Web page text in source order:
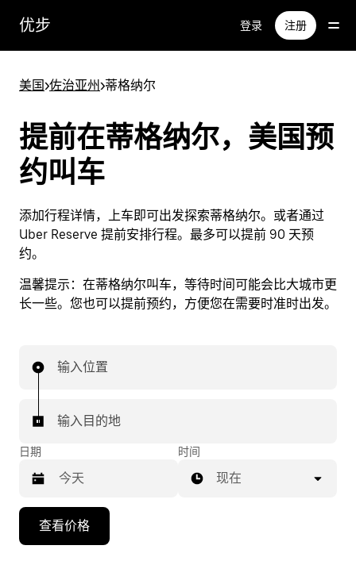
优步 登录 注册
美国>佐治亚州>蒂格纳尔
提前在蒂格纳尔，美国预
约叫车
添加行程详情，上车即可出发探索蒂格纳尔。或者通过
Uber Reserve 提前安排行程。最多可以提前 90 天预
约。
温馨提示： 在蒂格纳尔叫车，等待时间可能会比大城市更
长一些。您也可以提前预约，方便您在需要时准时出发。
输入位置
输入目的地
日期
向
时间
现在
查看价格